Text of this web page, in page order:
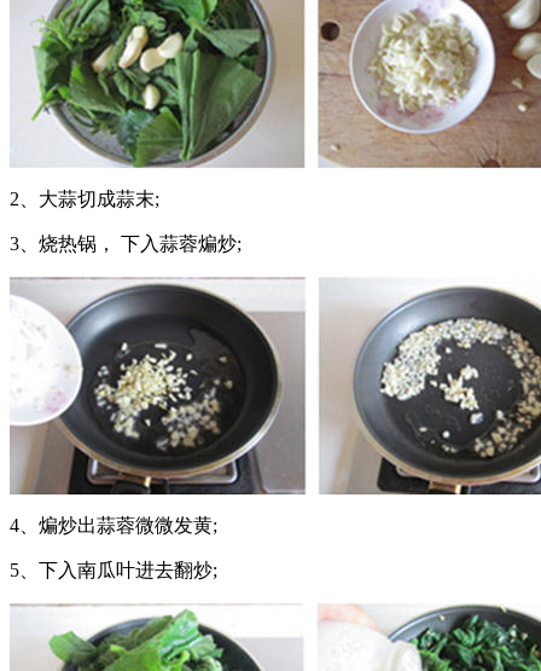
2、大蒜切成蒜末;
3、烧热锅， 下入蒜蓉煸炒;
4、煸炒出蒜蓉微微发黄;
5、下入南瓜叶进去翻炒;